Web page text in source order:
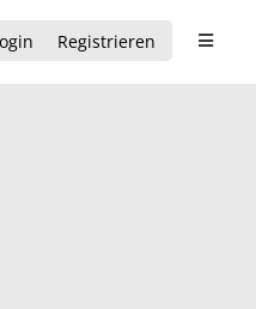
Registrieren